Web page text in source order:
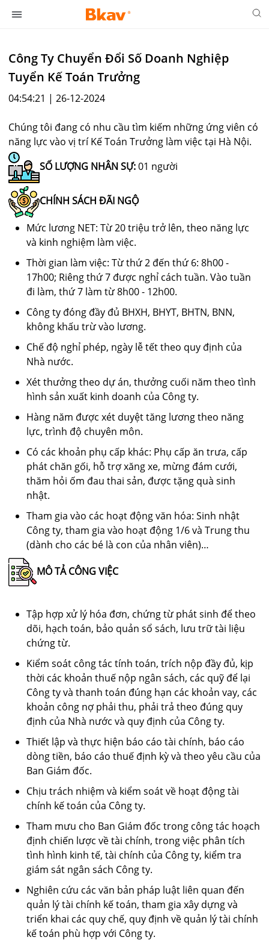
Công Ty Chuyển Đổi Số Doanh Nghiệp
Tuyển Kế Toán Trưởng
04:54:21 | 26-12-2024
Chúng tôi đang có nhu cầu tìm kiếm những ứng viên có
năng lực vào vị trí Kế Toán Trưởng làm việc tại Hà Nội.
SỐ LƯỢNG NHÂN SỰ:01 người
CHÍNH SÁCH ĐÃI NGỘ
Mức lương NET: Từ 20 triệu trở lên, theo năng lực
và kinh nghiệm làm việc.
Thời gian làm việc: Từ thứ 2 đến thứ 6: 8h00 -
17h00; Riêng thứ 7 được nghỉ cách tuần. Vào tuần
đi làm, thứ 7 làm từ 8h00 - 12h00.
Công ty đóng đầy đủ BHXH, BHYT, BHTN, BNN,
không khấu trừ vào lương.
Chế độ nghỉ phép, ngày lễ tết theo quy định của
Nhà nước.
Xét thưởng theo dự án, thưởng cuối năm theo tình
hình sản xuất kinh doanh của Công ty.
Hàng năm được xét duyệt tăng lương theo năng
lực, trình độ chuyên môn.
Có các khoản phụ cấp khác: Phụ cấp ăn trưa, cấp
phát chăn gối, hỗ trợ xăng xe, mừng đám cưới,
thăm hỏi ốm đau thai sản, được tặng quà sinh
nhật.
Tham gia vào các hoạt động văn hóa: Sinh nhật
Công ty, tham gia vào hoạt động 1/6 và Trung thu
(dành cho các bé là con của nhân viên)…
MÔ TẢ CÔNG VIỆC
Tập hợp xử lý hóa đơn, chứng từ phát sinh để theo
dõi, hạch toán, bảo quản sổ sách, lưu trữ tài liệu
chứng từ.
Kiểm soát công tác tính toán, trích nộp đầy đủ, kịp
thời các khoản thuế nộp ngân sách, các quỹ để lại
Công ty và thanh toán đúng hạn các khoản vay, các
khoản công nợ phải thu, phải trả theo đúng quy
định của Nhà nước và quy định của Công ty.
Thiết lập và thực hiện báo cáo tài chính, báo cáo
dòng tiền, báo cáo thuế định kỳ và theo yêu cầu của
Ban Giám đốc.
Chịu trách nhiệm và kiểm soát về hoạt động tài
chính kế toán của Công ty.
Tham mưu cho Ban Giám đốc trong công tác hoạch
định chiến lược về tài chính, trong việc phân tích
tình hình kinh tế, tài chính của Công ty, kiểm tra
giám sát ngân sách Công ty.
Nghiên cứu các văn bản pháp luật liên quan đến
quản lý tài chính kế toán, tham gia xây dựng và
triển khai các quy chế, quy định về quản lý tài chính
kế toán phù hợp với Công ty.